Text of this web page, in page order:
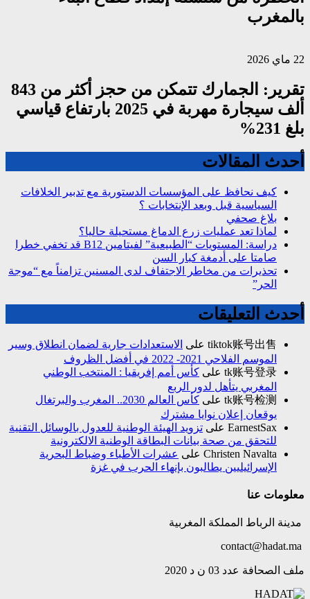
بالمغرب
22 ماي 2026
تقرير: الجمارك تتمكن من حجز أكثر من 843
ألف سيجارة مهربة في 2025 بارتفاع قياسي
بلغ 231%
أحدث المقالات
كيف نحافظ على المؤسسات الدستورية مع تدبير الخلافات
السياسية قبل وبعد الإنتخابات ؟
بلاغ صحفي
لماذا تعد عمليات زرع الدماغ مستحيلة حاليا؟
دراسة: المستويات “الطبيعية” لفيتامين B12 قد تخفي خطرا
صامتا على أدمغة كبار السن
تحذيرات من مخاطر الاجتفاف لدى المسنين تزامناً مع “موجة
الحر”
أحدث التعليقات
tiktok账号出售 على الاستعدادات جارية لضمان انطلاق وسير
الموسم الفلاحي 2021- 2022 في أفضل الظروف
tk账号登录 على كأس أمم إفريقيا : المنتخب الوطني
المغربي يتأهل لدور الربع
tk账号检测 على
كأس العالم 2030.. المغرب والبرتغال
يوقعان إعلان نوايا مشترك
EarnestSax على تزويد الهيئة الوطنية للعدول بالوسائل التقنية
للتحقق من صحة بيانات البطاقة الوطنية الالكترونية
Christen Navalta على عشرات الأطباء وضباط البحرية
الإسرائيليين يطالبون بإنهاء الحرب في غزة
معلومات عنا
مدينة الرباط المملكة المغربية
ملف الصحافة عدد 03 ن د 2020